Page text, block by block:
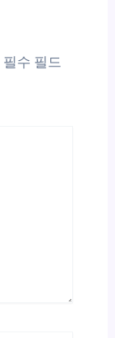
필수 필드